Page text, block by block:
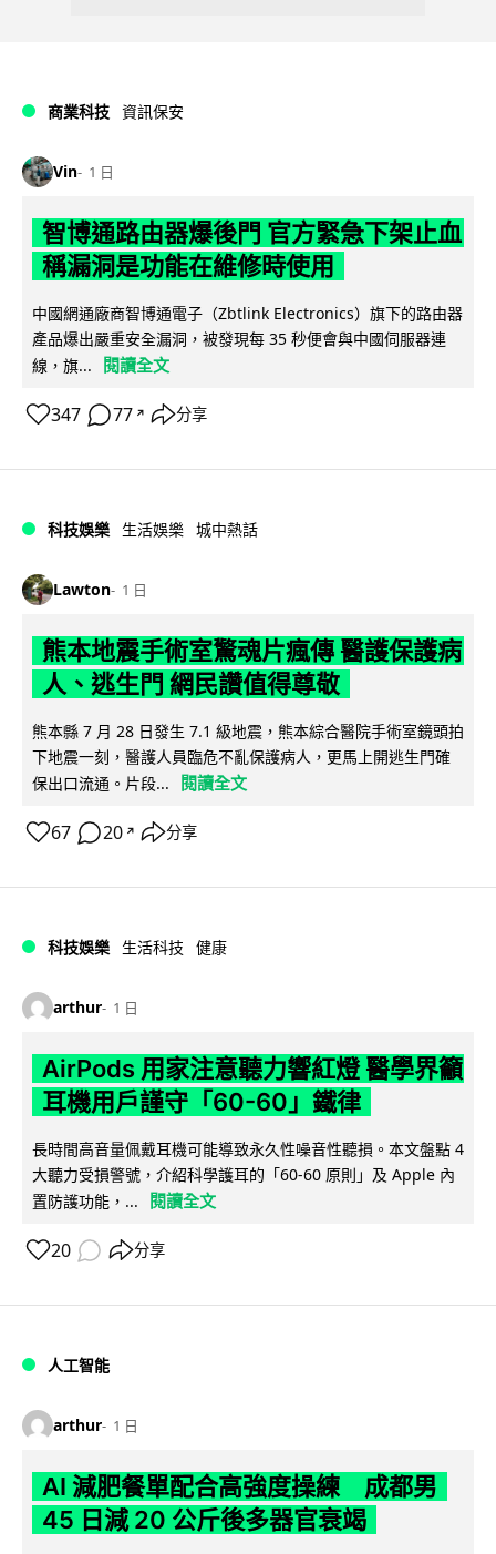
商業科技 資訊保安
Vin 1 日
智博通路由器爆後門 官方緊急下架止血
稱漏洞是功能在維修時使用
中國網通廠商智博通電子（Zbtlink Electronics）旗下的路由器
產品爆出嚴重安全漏洞，被發現每 35 秒便會與中國伺服器連
線，旗...
閱讀全文
347 77 ↗ 分享
科技娛樂 生活娛樂 城中熱話
Lawton 1 日
熊本地震手術室驚魂片瘋傳 醫護保護病
人、逃生門 網民讚值得尊敬
熊本縣 7 月 28 日發生 7.1 級地震，熊本綜合醫院手術室鏡頭拍
下地震一刻，醫護人員臨危不亂保護病人，更馬上開逃生門確
保出口流通。片段...
閱讀全文
67 20 ↗ 分享
科技娛樂 生活科技 健康
arthur 1 日
AirPods 用家注意聽力響紅燈 醫學界籲
耳機用戶謹守「60-60」鐵律
長時間高音量佩戴耳機可能導致永久性噪音性聽損。本文盤點 4
大聽力受損警號，介紹科學護耳的「60-60 原則」及 Apple 內
置防護功能，...
閱讀全文
20 分享
人工智能
arthur 1 日
AI 減肥餐單配合高強度操練 成都男
45 日減 20 公斤後多器官衰竭